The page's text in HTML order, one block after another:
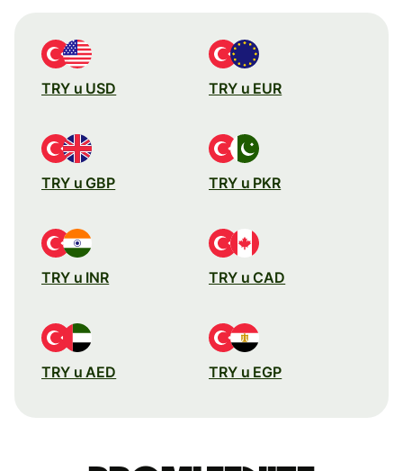
TRY u USD TRY u EUR
TRY u GBP TRY u PKR
TRY u INR TRY u CAD
TRY u AED TRY u EGP